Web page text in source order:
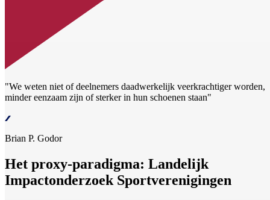
"We weten niet of deelnemers daadwerkelijk veerkrachtiger worden,
minder eenzaam zijn of sterker in hun schoenen staan"
Brian P. Godor
Het proxy-paradigma: Landelijk
Impactonderzoek Sportverenigingen